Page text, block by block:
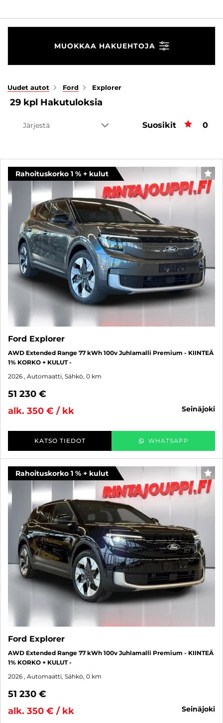
MUOKKAA HAKUEHTOJA
Uudet autot Ford Explorer
29 kpl Hakutuloksia
Järjestä Suosikit 0
Rahoituskorko 1 % + kulut
Ford Explorer
AWD Extended Range 77 kWh 100v Juhlamalli Premium - KIINTEÄ
1% KORKO + KULUT -
2026 , Automaatti, Sähkö, 0 km
51 230 €
alk. 350 € / kk
seinäjoki
KATSO TIEDOT WHATSAPP
Rahoituskorko 1 % + kulut
Ford Explorer
AWD Extended Range 77 kWh 100v Juhlamalli Premium - KIINTEÄ
1% KORKO + KULUT -
2026 , Automaatti, Sähkö, 0 km
51 230 €
alk. 350 € / kk
seinäjoki